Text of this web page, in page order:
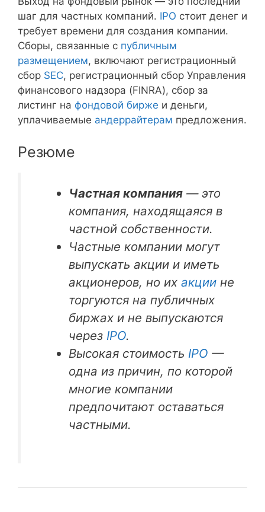
шаг для частных компаний. IPO стоит денег и
требует времени для создания компании.
Сборы, связанные с публичным
размещением, включают регистрационный
сбор SEC, регистрационный сбор Управления
финансового надзора (FINRA), сбор за
листинг на фондовой бирже и деньги,
уплачиваемые андеррайтерам предложения.
Резюме
Частная компания — это
компания, находящаяся в
частной собственности.
Частные компании могут
выпускать акции и иметь
акционеров, но ихакции не
торгуются на публичных
биржах и не выпускаются
через IPO.
Высокая стоимость IPO —
одна из причин, по которой
многие компании
предпочитают оставаться
частными.